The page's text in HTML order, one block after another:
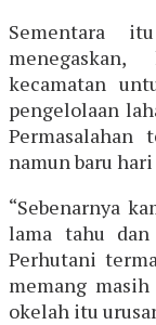
Sementara
kecamatan
pengelolaan
Permasalahan
namun baru
“Sebenarnya
lama tahu
Perhutani
memang
okelah itu